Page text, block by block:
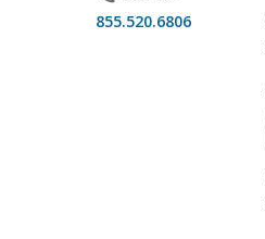
855.520.6806